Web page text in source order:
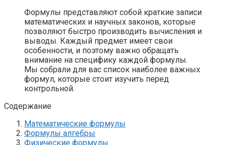
Формулы представляют собой краткие записи
математических и научных законов, которые
позволяют быстро производить вычисления и
выводы. Каждый предмет имеет свои
особенности, и поэтому важно обращать
внимание на специфику каждой формулы.
Мы собрали для вас список наиболее важных
формул, которые стоит изучить перед
контрольной.
Содержание
Математические формулы
Формулы алгебры
Физические формулы